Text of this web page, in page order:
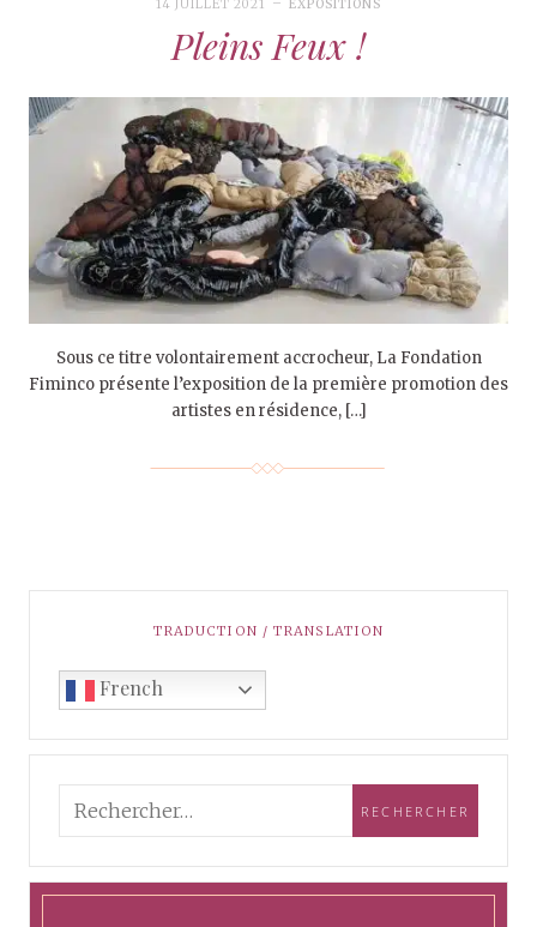
14 JUILLET 2021 EXPOSITIONS
Pleins Feux !
Sous ce titre volontairement accrocheur, La Fondation
Fiminco présente l’exposition de la première promotion des
artistes en résidence, […]
TRADUCTION / TRANSLATION
French